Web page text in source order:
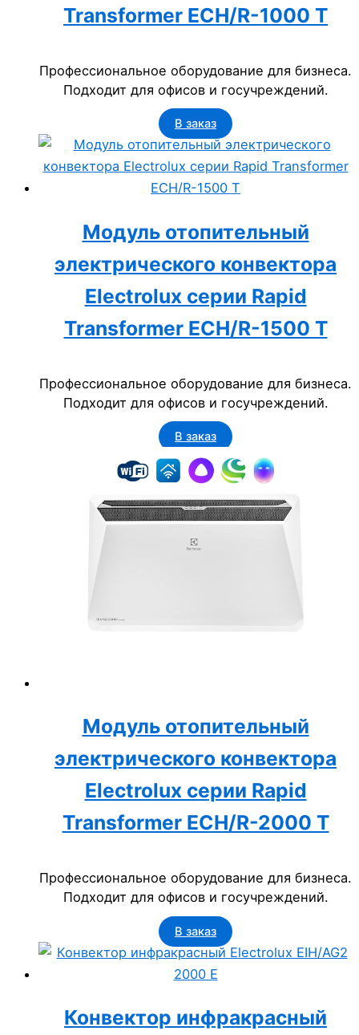
Transformer ECH/R-1000 T
Профессиональное оборудование для бизнеса.
Подходит для офисов и госучреждений.
В заказ
Модуль отопительный
электрического конвектора
Electrolux серии Rapid
Transformer ECH/R-1500 T
Профессиональное оборудование для бизнеса.
Подходит для офисов и госучреждений.
В заказ
Модуль отопительный
электрического конвектора
Electrolux серии Rapid
Transformer ECH/R-2000 T
Профессиональное оборудование для бизнеса.
Подходит для офисов и госучреждений.
В заказ
Конвектор инфракрасный